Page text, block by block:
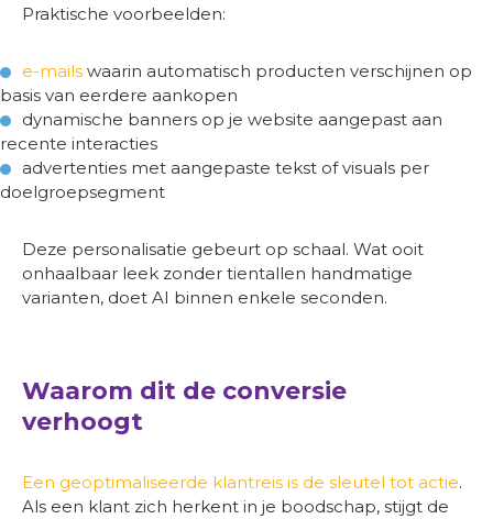
Praktische voorbeelden:
e-mails waarin automatisch producten verschijnen op
basis van eerdere aankopen
dynamische banners op je website aangepast aan
recente interacties
advertenties met aangepaste tekst of visuals per
doelgroepsegment
Deze personalisatie gebeurt op schaal. Wat ooit
onhaalbaar leek zonder tientallen handmatige
varianten, doet AI binnen enkele seconden.
Waarom dit de conversie
verhoogt
Een geoptimaliseerde klantreis is de sleutel tot actie.
Als een klant zich herkent in je boodschap, stijgt de